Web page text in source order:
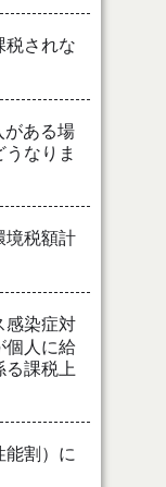
税されな
ある場
なりま
境税額計
感染症対
個人に給
る課税上
能割）に